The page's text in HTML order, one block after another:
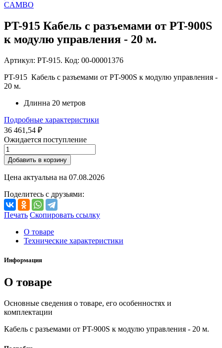
CAMBO
PT-915 Кабель с разъемами от PT-900S
к модулю управления - 20 м.
Артикул: PT-915. Код: 00-00001376
PT-915 Кабель с разъемами от PT-900S к модулю управления -
20 м.
Длинна 20 метров
Подробные характеристики
36 461,54 ₽
Ожидается поступление
Добавить в корзину
Цена актуальна на 07.08.2026
Поделитесь с друзьями:
Печать Скопировать ссылку
О товаре
Технические характеристики
Информация
О товаре
Основные сведения о товаре, его особенностях и
комплектации
Кабель с разъемами от PT-900S к модулю управления - 20 м.